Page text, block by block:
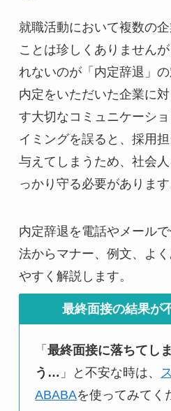
就職活動において複数の
ことは珍しくありません
れないのが「内定辞退」の
内定をいただいた企業に
す大切なコミュニケーシ
イミングを誤ると、採用
与えてしまうため、社会
っかり守る必要があります
内定辞退を電話やメール
法からマナー、例文、よ
やすく解説します。
最終面接の結果が
「最終面接に落ちてし
う… 」と不安な時は、
ABABAを使ってみてく